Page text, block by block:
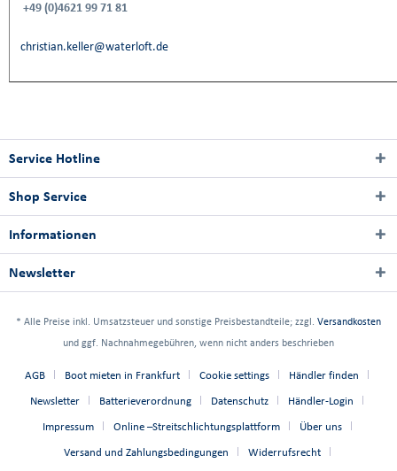
+49 (0)4621 99 71 81
christian.keller@waterloft.de
Service Hotline
Shop Service
Informationen
Newsletter
* Alle Preise inkl. Umsatzsteuer und sonstige Preisbestandteile; zzgl. Versandkosten
und ggf. Nachnahmegebühren, wenn nicht anders beschrieben
AGB Boot mieten in Frankfurt Cookie settings Händler finden
Newsletter Batterieverordnung Datenschutz Händler-Login
Impressum Online –Streitschlichtungsplattform Über uns
Versand und Zahlungsbedingungen Widerrufsrecht